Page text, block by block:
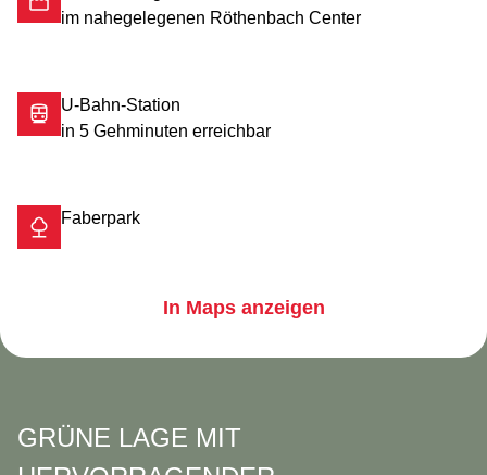
im nahegelegenen Röthenbach Center
U-Bahn-Station
in 5 Gehminuten erreichbar
Faberpark
In Maps anzeigen
GRÜNE LAGE MIT